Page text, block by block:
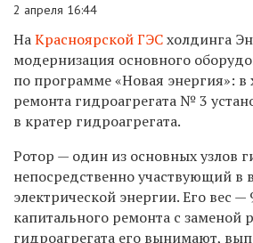
2 апреля 16:44
НаКрасноярской ГЭСхолдинга
модернизация основного
по программе «Новая энергия»: в
ремонта гидроагрегата № 3
в кратер гидроагрегата.
Ротор — один из основных узлов
непосредственно участвующий в
электрической энергии. Его вес
капитального ремонта с заменой
гидроагрегата его вынимают,